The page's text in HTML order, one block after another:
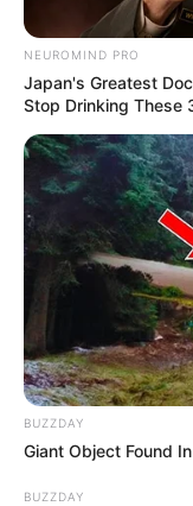
NEUROMIND PRO
Japan's Greatest
Stop Drinking These
BUZZDAY
Giant Object Found
BUZZDAY